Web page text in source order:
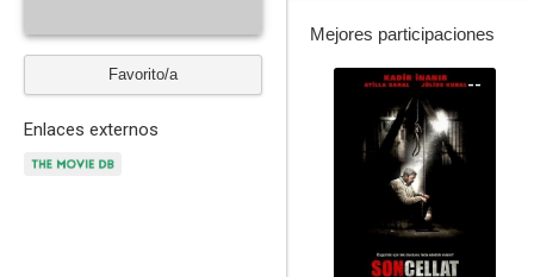
Favorito/a
Enlaces externos
Mejores participaciones
--